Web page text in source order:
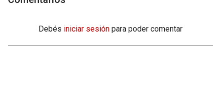
Debés iniciar sesión para poder comentar